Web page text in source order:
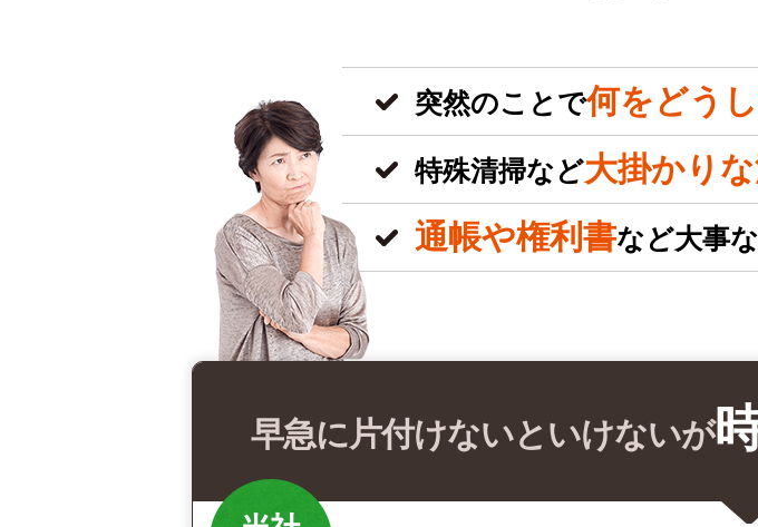
突然のことで何をどう
特殊清掃など大掛かり
通帳や権利書など大事
早急に片付けないといけないが